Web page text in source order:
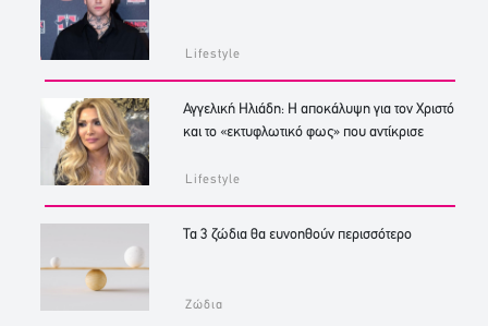
Lifestyle
Αγγελική Ηλιάδη: Η αποκάλυψη για τον Χριστό
και το «εκτυφλωτικό φως» που αντίκρισε
Lifestyle
Τα 3 ζώδια θα ευνοηθούν περισσότερο
Ζώδια